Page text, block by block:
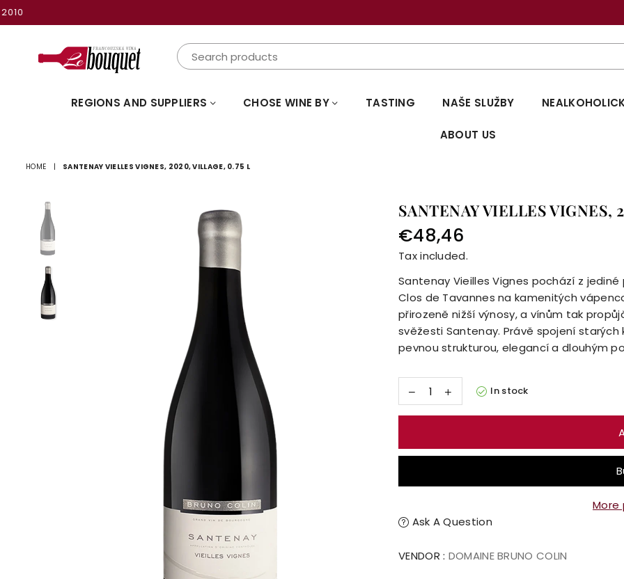
LEBOUQUETSTORE
REGIONS AND SUPPLIERS CHOSE WINE BY TASTING NAŠE SLUŽBY
ABOUT US
HOME | SANTENAY VIELLES VIGNES, 2020, VILLAGE, 0.75 L
SANTENAY VIELLES VIGNES,
Regular
price
€48,46
Tax included.
Santenay Vieilles Vignes pochází z
Clos de Tavannes na kamenitých
přirozeně nižší výnosy, a vínům tak
svěžesti Santenay. Právě spojení
pevnou strukturou, elegancí a dlouhým
In stock
More
Ask A Question
VENDOR : DOMAINE BRUNO COLIN